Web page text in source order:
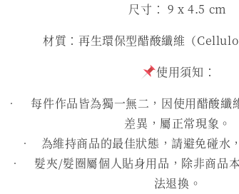
尺寸： 9 x 4.5 cm
材質：再生環保型醋酸纖維（
使用須知：
• 每件作品皆為獨一無二，因使用醋酸纖
差異，屬正常現象。
• 為維持商品的最佳狀態，請避免碰水，
• 髮夾/髮圈屬個人貼身用品，除非商品本
法退換。